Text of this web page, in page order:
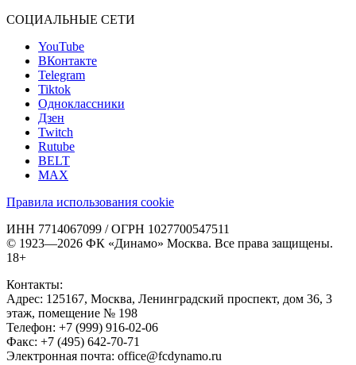
СОЦИАЛЬНЫЕ СЕТИ
YouTube
ВКонтакте
Telegram
Tiktok
Одноклассники
Дзен
Twitch
Rutube
BELT
MAX
Правила использования cookie
ИНН 7714067099 / ОГРН 1027700547511
© 1923—2026 ФК «Динамо» Москва. Все права защищены.
18+
Контакты:
Адрес: 125167, Москва, Ленинградский проспект, дом 36, 3
этаж, помещение № 198
Телефон: +7 (999) 916-02-06
Факс: +7 (495) 642-70-71
Электронная почта: office@fcdynamo.ru